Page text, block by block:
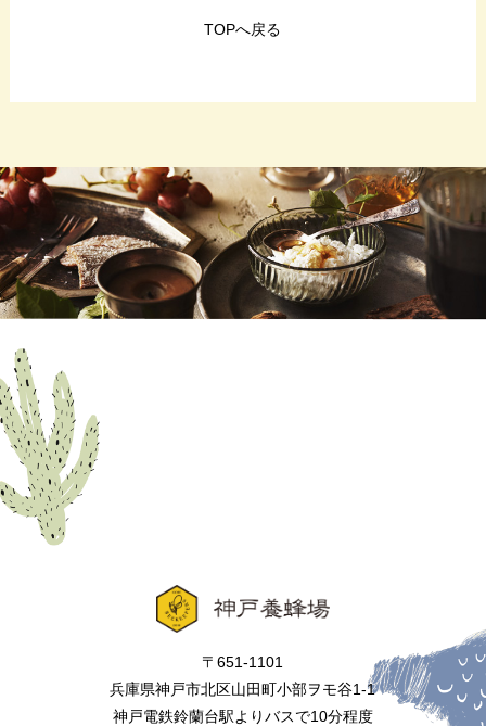
TOPへ戻る
〒651-1101
兵庫県神戸市北区山田町小部ヲモ谷1-1
神戸電鉄鈴蘭台駅よりバスで10分程度